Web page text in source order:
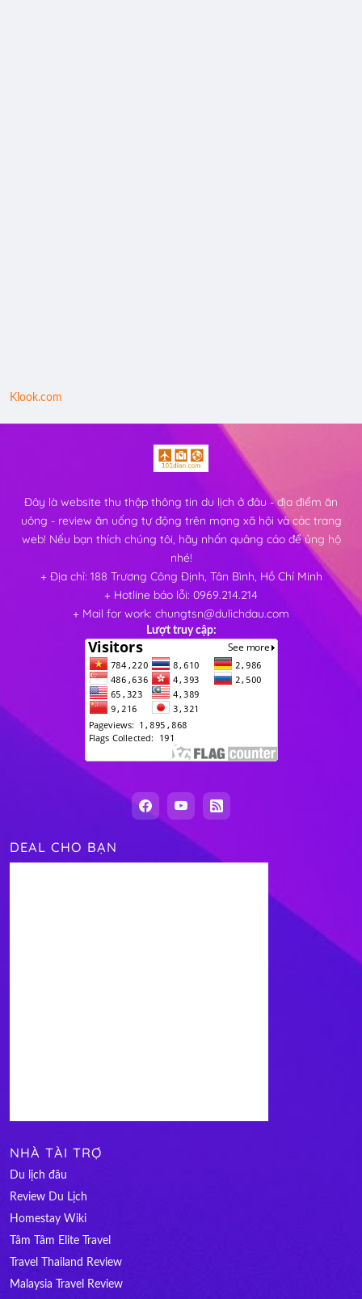
Klook.com
Đây là website thu thập thông tin du lịch ở đâu - địa điểm ăn
uông - review ăn uống tự động trên mạng xã hội và các trang
web! Nếu bạn thích chúng tôi, hãy nhấn quảng cáo để ủng hộ
nhé!
+ Địa chỉ: 188 Trương Công Định, Tân Bình, Hồ Chí Minh
+ Hotline báo lỗi: 0969.214.214
+ Mail for work: chungtsn@dulichdau.com
Lượt truy cập:
DEAL CHO BẠN
NHÀ TÀI TRỢ
Du lịch đâu
Review Du Lịch
Homestay Wiki
Tâm Tâm Elite Travel
Travel Thailand Review
Malaysia Travel Review